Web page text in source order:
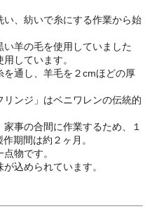
、紡いで糸にする作業から始
羊の毛を使用していました
しています。
通し、羊毛を２cmほどの厚
ンジ」はベニワレンの伝統的
事の合間に作業するため、１
期間は約２ヶ月。
物です。
込められています。